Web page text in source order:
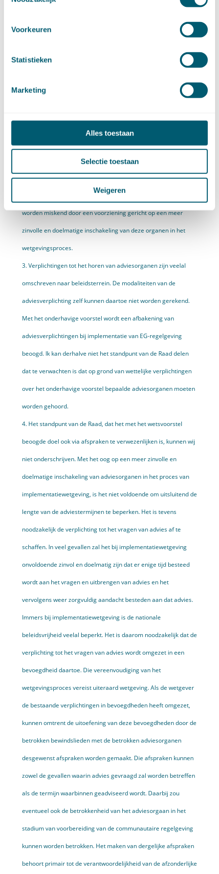
Voorkeuren
Statistieken
Marketing
Alles toestaan
Selectie toestaan
Weigeren
colleges van advies zou kunnen instellen, die zich mogelijkerwijs
zouden kunnen ontwikkelen tot een soort «voorparlementen» en
daarmee afbreuk zouden kunnen doen aan de positie van de
Staten-Generaal (vgl. de memorie van toelichting bij artikel 79
grondwetsherziening van 1983 werd de handhaving van een
miskent derhalve geenszins de betekenis van genoemd
grondwetsartikel, terwijl evenmin valt in te zien waarom de
betekenis van het bestaande stelsel van adviesorganen zou
worden miskend door een voorziening gericht op een meer
zinvolle en doelmatige inschakeling van deze organen in het
wetgevingsproces.
3. Verplichtingen tot het horen van adviesorganen zijn veelal
omschreven naar beleidsterrein. De modaliteiten van de
adviesverplichting zelf kunnen daartoe niet worden gerekend.
Met het onderhavige voorstel wordt een afbakening van
adviesverplichtingen bij implementatie van EG-regelgeving
beoogd. Ik kan derhalve niet het standpunt van de Raad delen
dat te verwachten is dat op grond van wettelijke verplichtingen
over het onderhavige voorstel bepaalde adviesorganen moeten
worden gehoord.
4. Het standpunt van de Raad, dat het met het wetsvoorstel
beoogde doel ook via afspraken te verwezenlijken is, kunnen wij
niet onderschrijven. Met het oog op een meer zinvolle en
doelmatige inschakeling van adviesorganen in het proces van
implementatiewetgeving, is het niet voldoende om uitsluitend de
lengte van de adviestermijnen te beperken. Het is tevens
noodzakelijk de verplichting tot het vragen van advies af te
schaffen. In veel gevallen zal het bij implementatiewetgeving
onvoldoende zinvol en doelmatig zijn dat er enige tijd besteed
wordt aan het vragen en uitbrengen van advies en het
vervolgens weer zorgvuldig aandacht besteden aan dat advies.
Immers bij implementatiewetgeving is de nationale
beleidsvrijheid veelal beperkt. Het is daarom noodzakelijk dat de
verplichting tot het vragen van advies wordt omgezet in een
bevoegdheid daartoe. Die vereenvoudiging van het
wetgevingsproces vereist uiteraard wetgeving. Als de wetgever
de bestaande verplichtingen in bevoegdheden heeft omgezet,
kunnen omtrent de uitoefening van deze bevoegdheden door de
betrokken bewindslieden met de betrokken adviesorganen
desgewenst afspraken worden gemaakt. Die afspraken kunnen
zowel de gevallen waarin advies gevraagd zal worden betreffen
als de termijn waarbinnen geadviseerd wordt. Daarbij zou
eventueel ook de betrokkenheid van het adviesorgaan in het
stadium van voorbereiding van de communautaire regelgeving
kunnen worden betrokken. Het maken van dergelijke afspraken
behoort primair tot de verantwoordelijkheid van de afzonderlijke